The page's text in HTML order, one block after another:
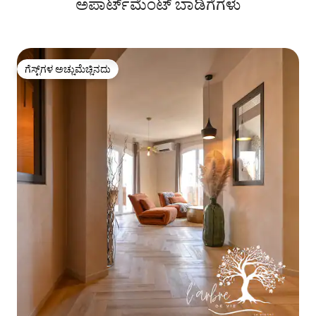
ಅಪಾರ್ಟ್‌ಮೆಂಟ್‌ ಬಾಡಿಗೆಗಳು
ಗೆಸ್ಟ್‌ಗಳ ಅಚ್ಚುಮೆಚ್ಚಿನದು
ಗೆಸ್ಟ್‌ಗಳ ಅಚ್ಚುಮೆಚ್ಚಿನದು